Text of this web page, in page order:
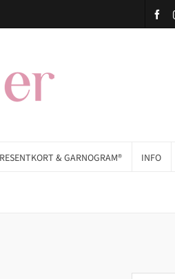
& GARNOGRAM® INFO